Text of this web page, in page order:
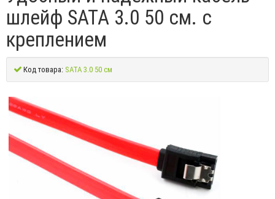
шлейф SATA 3.0 50 см. с
креплением
Код товара: SATA 3.0 50 см